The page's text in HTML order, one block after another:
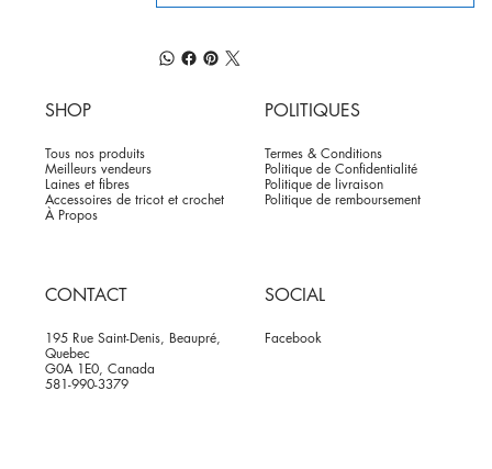
SHOP
Tous nos produits
Meilleurs vendeurs
Laines et fibres
Accessoires de tricot et crochet
À Propos
POLITIQUES
Termes & Conditions
Politique de Confidentialité
Politique de livraison
Politique de remboursement
CONTACT
195 Rue Saint-Denis, Beaupré,
Quebec
G0A 1E0, Canada
581-990-3379
SOCIAL
Facebook